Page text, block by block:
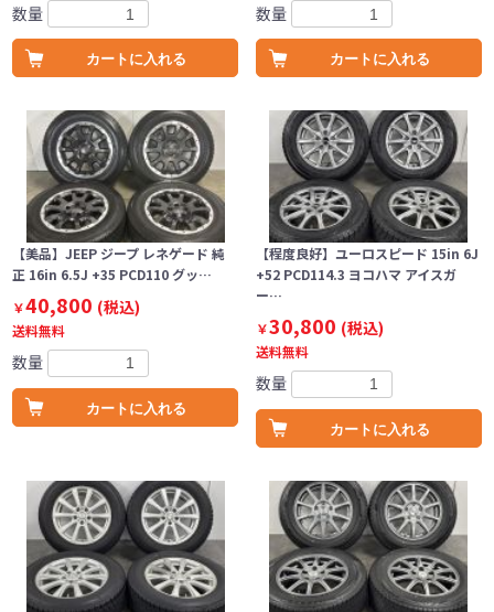
数量
カートに入れる
数量
カートに入れる
【美品】JEEP ジープ レネゲード 純
正 16in 6.5J +35 PCD110 グッ…
￥40,800 (税込)
送料無料
数量
カートに入れる
【程度良好】ユーロスピード 15in 6J
+52 PCD114.3 ヨコハマ アイスガ
ー…
￥30,800 (税込)
送料無料
数量
カートに入れる